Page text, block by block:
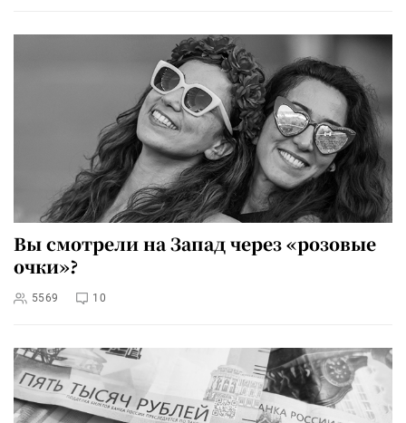
Вы смотрели на Запад через «розовые
очки»?
5569 10